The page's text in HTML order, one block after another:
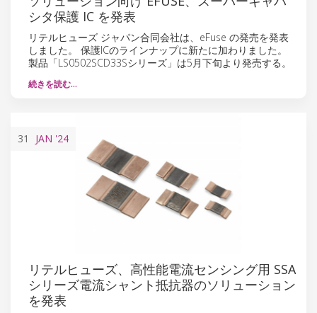
シタ保護 IC を発表
リテルヒューズ ジャパン合同会社は、eFuse の発売を発表
しました。 保護ICのラインナップに新たに加わりました。
製品「LS0502SCD33Sシリーズ」は5月下旬より発売する。
続きを読む…
31 JAN '24
リテルヒューズ、高性能電流センシング用 SSA
シリーズ電流シャント抵抗器のソリューション
を発表